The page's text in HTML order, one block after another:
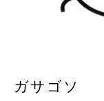
ガサゴソ